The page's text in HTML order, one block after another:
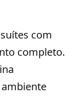
com
completo.